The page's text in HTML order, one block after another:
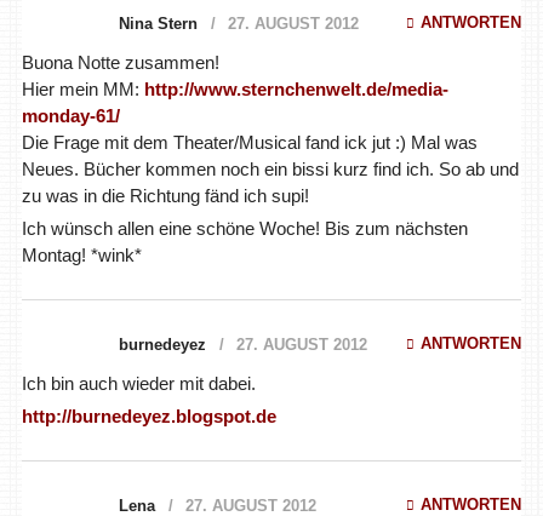
Nina Stern 27. AUGUST 2012 ANTWORTEN
Buona Notte zusammen!
Hier mein MM: http://www.sternchenwelt.de/media-
monday-61/
Die Frage mit dem Theater/Musical fand ick jut :) Mal was
Neues. Bücher kommen noch ein bissi kurz find ich. So ab und
zu was in die Richtung fänd ich supi!
Ich wünsch allen eine schöne Woche! Bis zum nächsten
Montag! *wink*
burnedeyez 27. AUGUST 2012 ANTWORTEN
Ich bin auch wieder mit dabei.
http://burnedeyez.blogspot.de
Lena 27. AUGUST 2012 ANTWORTEN